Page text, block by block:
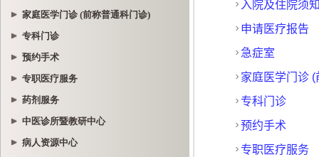
家庭医学门诊 (前称普通科门诊)
专科门诊
预约手术
专职医疗服务
药剂服务
中医诊所暨教研中心
病人资源中心